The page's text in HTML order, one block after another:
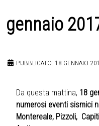
gennaio
PUBBLICATO: 18 GENNAIO
Da questa mattina, 18
numerosi eventi sismici
Montereale, Pizzoli,